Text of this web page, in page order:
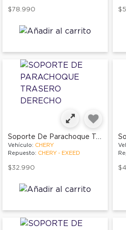
$78.990
Soporte De Parachoque Trasero Derecho
Vehículo: CHERY
Repuesto: CHERY - EXEED
$32.990